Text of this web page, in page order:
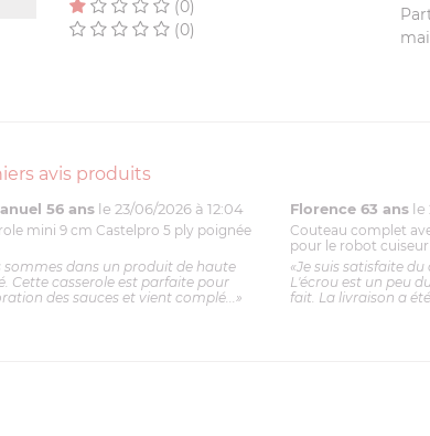
(0)
(0)
avis produits
56 ans le 23/06/2026 à 12:04
mini 9 cm Castelpro 5 ply poignée
sommes dans un produit de haute
Cette casserole est parfaite pour
des sauces et vient complé...»
Florence 63 ans le
Couteau complet
pour le robot
«Je suis satisfaite
L'écrou est un peu
fait. La livraison a